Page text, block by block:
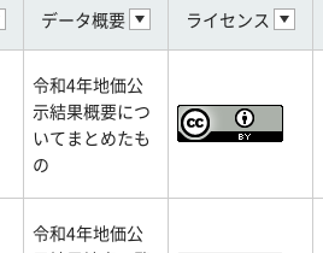
データ概要 ライセンス
令和4年地価公
示結果概要につ
いてまとめたも
の
令和4年地価公